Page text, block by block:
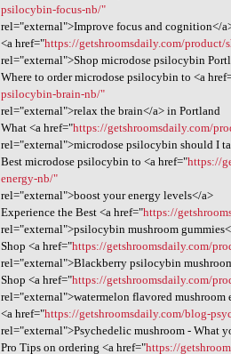
psilocybin-focus-nb/"
rel="external">Improve focus and cognition</
<a href="https://getshroomsdaily.com/
rel="external">Shop microdose psilocybin
Where to order microdose psilocybin to <a
psilocybin-brain-nb/"
rel="external">relax the brain</a> in Portland
What <a href="https://getshroomsdaily.com/
rel="external">microdose psilocybin should I
Best microdose psilocybin to <a href="https://
energy-nb/"
rel="external">boost your energy levels</a>
Experience the Best <a href="https://
rel="external">psilocybin mushroom
Shop <a href="https://getshroomsdaily.com/
rel="external">Blackberry psilocybin
Shop <a href="https://getshroomsdaily.com/
rel="external">watermelon flavored mushroom
<a href="https://getshroomsdaily.com/blog-
rel="external">Psychedelic mushroom - What
Pro Tips on ordering <a href="https://